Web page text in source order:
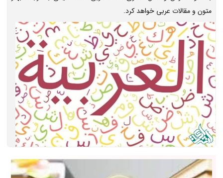
متون و مقالات عربی خواهد کرد.